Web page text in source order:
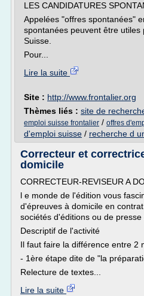
LES CANDIDATURES
Appelées "offres spontanées"
spontanées peuvent être
Suisse.
Pour...
Lire la suite
Site : http://www.frontalier.org
Thèmes liés : site de
emploi suisse frontalier / offres
d'emploi suisse / recherche d
Correcteur et
domicile
CORRECTEUR-REVISEUR A
l e monde de l'édition vous
d'épreuves à domicile en
sociétés d'éditions ou de presse
Descriptif de l'activité
Il faut faire la différence entre 2
- 1ère étape dite de "la
Relecture de textes...
Lire la suite